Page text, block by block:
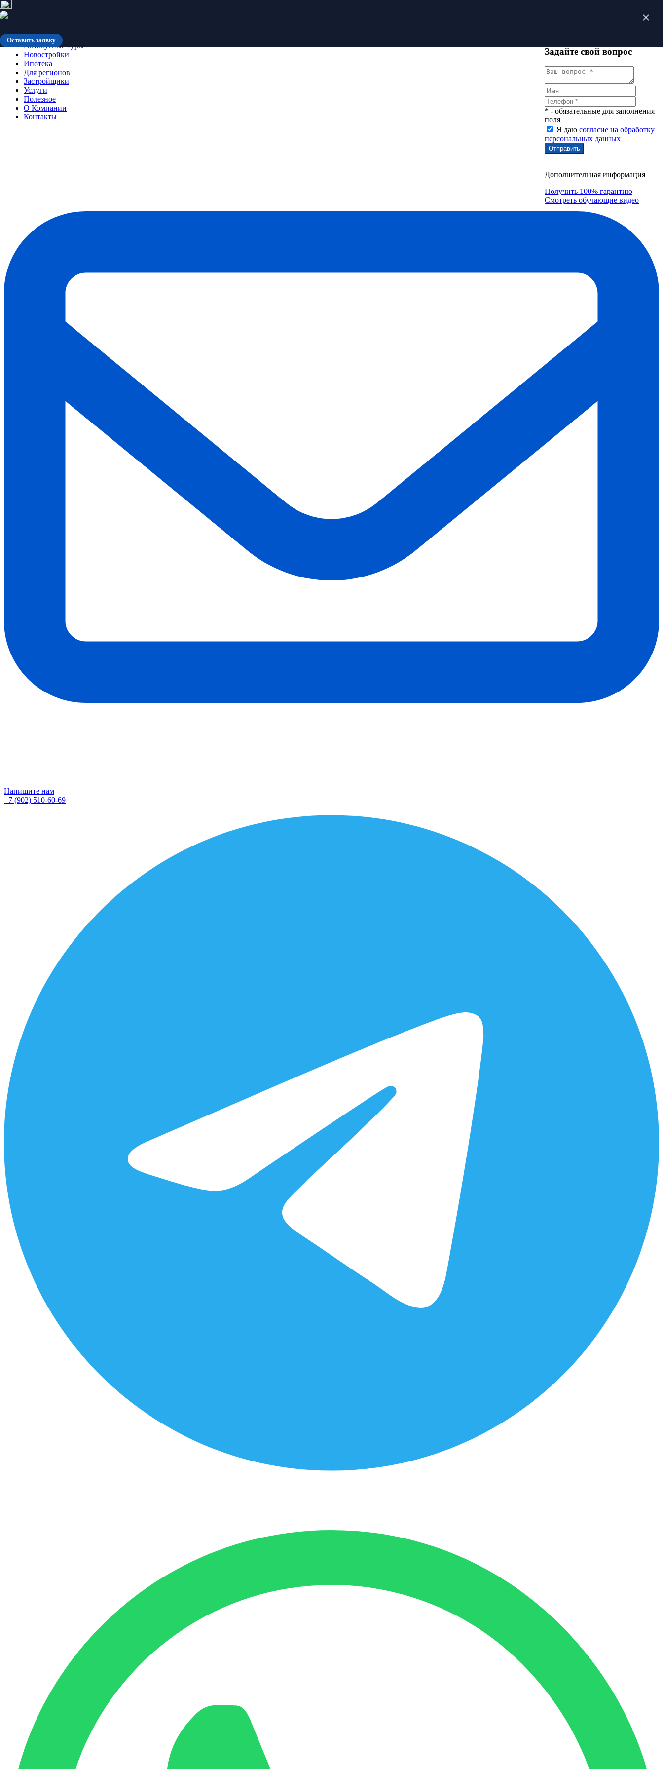
Количество мест ограничено
Автобусные туры
Новостройки
Ипотека
Для регионов
Застройщики
Услуги
Полезное
О Компании
Контакты
Напишите нам
+7 (902) 510-60-69
Оставить заявку
Задайте свой вопрос
* - обязательные для заполнения
поля
Я даю согласие на обработку
персональных данных
Дополнительная информация
Получить 100% гарантию
Смотреть обучающие видео